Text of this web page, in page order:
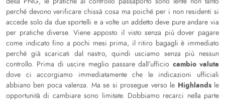
perché devono verificare chissà cosa ma poiché per i non residenti si
accede solo da due sportelli e a volte un addetto deve pure andare via
per pratiche diverse. Viene apposto il visto senza più dover pagare
come indicato fino a pochi mesi prima, il ritiro bagagli è immediato
perché già scaricati dal nastro, quindi usciamo senza più nessun
controllo. Prima di uscire meglio passare dall’ufficio cambio valuta
dove ci accorgiamo immediatamente che le indicazioni ufficiali
abbiano ben poca valenza. Ma se si prosegue verso le Highlands le
opportunità di cambiare sono limitate. Dobbiamo recarci nella parte